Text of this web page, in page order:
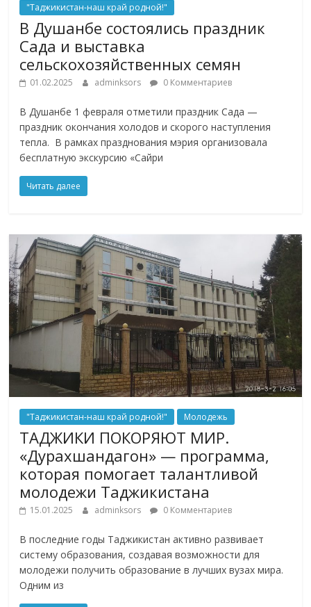
"Таджикистан-наш край родной!"
В Душанбе состоялись праздник
Сада и выставка
сельскохозяйственных семян
01.02.2025 adminksors 0 Комментариев
В Душанбе 1 февраля отметили праздник Сада —
праздник окончания холодов и скорого наступления
тепла. В рамках празднования мэрия организовала
бесплатную экскурсию «Сайри
Читать далее
"Таджикистан-наш край родной!" Молодежь
ТАДЖИКИ ПОКОРЯЮТ МИР.
«Дурахшандагон» — программа,
которая помогает талантливой
молодежи Таджикистана
15.01.2025 adminksors 0 Комментариев
В последние годы Таджикистан активно развивает
систему образования, создавая возможности для
молодежи получить образование в лучших вузах мира.
Одним из